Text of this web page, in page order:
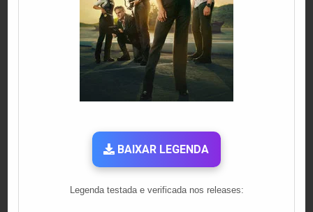
BAIXAR LEGENDA
Legenda testada e verificada nos releases: